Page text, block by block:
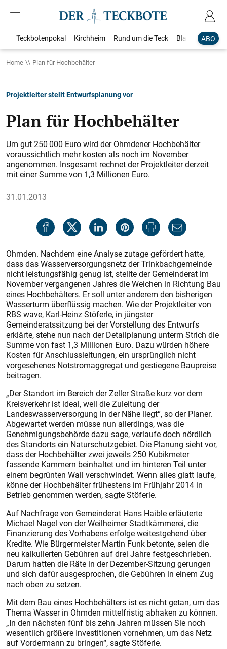
ABO
Teckbotenpokal Kirchheim Rund um die Teck Blaulicht
Home Plan für Hochbehälter
Projektleiter stellt Entwurfsplanung vor
Plan für Hochbehälter
Um gut 250 000 Euro wird der Ohmdener Hochbehälter
voraussichtlich mehr kosten als noch im November
angenommen. Insgesamt rechnet der Projektleiter derzeit
mit einer Summe von 1,3 Millionen Euro.
31.01.2013
Ohmden. Nachdem eine Analyse zutage gefördert hatte,
dass das Wasserversorgungsnetz der Trinkbachgemeinde
nicht leistungsfähig genug ist, stellte der Gemeinderat im
November vergangenen Jahres die Weichen in Richtung Bau
eines Hochbehälters. Er soll unter anderem den bisherigen
Wasserturm überflüssig machen. Wie der Projektleiter von
RBS wave, Karl-Heinz Stöferle, in jüngster
Gemeinderatssitzung bei der Vorstellung des Entwurfs
erklärte, stehe nun nach der Detailplanung unterm Strich die
Summe von fast 1,3 Millionen Euro. Dazu würden höhere
Kosten für Anschlussleitungen, ein ursprünglich nicht
vorgesehenes Notstromaggregat und gestiegene Baupreise
beitragen.
„Der Standort im Bereich der Zeller Straße kurz vor dem
Kreisverkehr ist ideal, weil die Zuleitung der
Landeswasserversorgung in der Nähe liegt“, so der Planer.
Abgewartet werden müsse nun allerdings, was die
Genehmigungsbehörde dazu sage, verlaufe doch nördlich
des Standorts ein Naturschutzgebiet. Die Planung sieht vor,
dass der Hochbehälter zwei jeweils 250 Kubikmeter
fassende Kammern beinhaltet und im hinteren Teil unter
einem begrünten Wall verschwindet. Wenn alles glatt laufe,
könne der Hochbehälter frühestens im Frühjahr 2014 in
Betrieb genommen werden, sagte Stöferle.
Auf Nachfrage von Gemeinderat Hans Haible erläuterte
Michael Nagel von der Weilheimer Stadtkämmerei, die
Finanzierung des Vorhabens erfolge weitestgehend über
Kredite. Wie Bürgermeister Martin Funk betonte, seien die
neu kalkulierten Gebühren auf drei Jahre festgeschrieben.
Darum hatten die Räte in der Dezember-Sitzung gerungen
und sich dafür ausgesprochen, die Gebühren in einem Zug
nach oben zu setzen.
Mit dem Bau eines Hochbehälters ist es nicht getan, um das
Thema Wasser in Ohmden mittelfristig abhaken zu können.
„In den nächsten fünf bis zehn Jahren müssen Sie noch
wesentlich größere Investitionen vornehmen, um das Netz
auf Vordermann zu bringen“, sagte Stöferle.